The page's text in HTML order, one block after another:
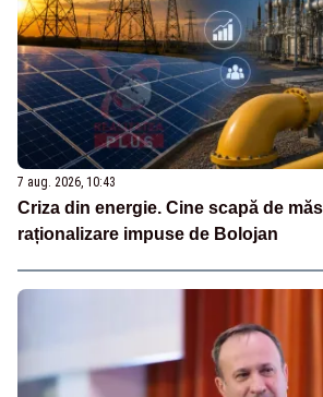
7 aug. 2026, 10:43
Criza din energie. Cine scapă de
raționalizare impuse de Bolojan